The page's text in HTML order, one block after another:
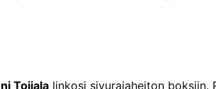
Toijala linkosi sivurajaheiton boksiin.